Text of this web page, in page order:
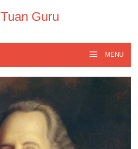
Tuan Guru
MENU